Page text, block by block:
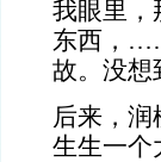
我眼里，
东西，
故。没想
后来，
生生一个